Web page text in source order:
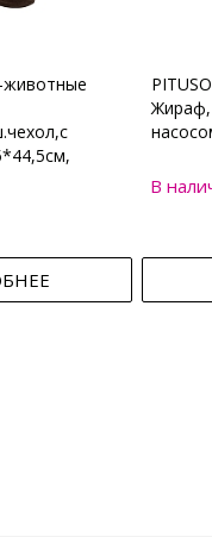
животные
Жираф,
В